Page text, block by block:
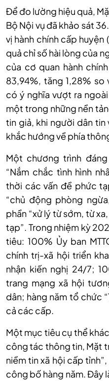
Để đo lường hiệu quả,
Bộ Nội vụ đã khảo sát
vị hành chính cấp
quả chỉ số hài lòng của
của cơ quan hành
83,94%, tăng 1,28%
có ý nghĩa vượt ra
một trong những nền
tin giả, khi người dân
khắc hướng về phía
Một chương trình
“Nắm chắc tình hình
thời các vấn đề phức
“chủ động phòng
phần “xử lý từ sớm, từ
tạp”. Trong nhiệm kỳ
tiêu: 100% Ủy ban
chính trị-xã hội triển
nhận kiến nghị 24/7;
trang mạng xã hội
dân; hàng năm tổ chức
cả các cấp.
Một mục tiêu cụ thể
công tác thông tin, Mặt
niềm tin xã hội cấp
công bố hàng năm. Đây